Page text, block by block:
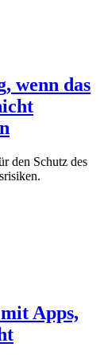
wenn das
den Schutz des
Apps,